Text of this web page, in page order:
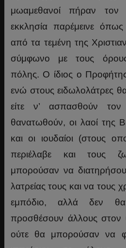
μωαμεθανοί πήραν
εκκλησία παρέμεινε
από τα τεμένη της
σύμφωνο με τους
πόλης. Ο ίδιος ο Προφήτης
ενώ στους ειδωλολάτρες
είτε ν’ ασπασθούν
θανατωθούν, οι λαοί της
και οι ιουδαίοι (στους
περιέλαβε και τους
μπορούσαν να
λατρείας τους και να τους
εμπόδιο, αλλά δεν
προσθέσουν άλλους στον
ούτε θα μπορούσαν να